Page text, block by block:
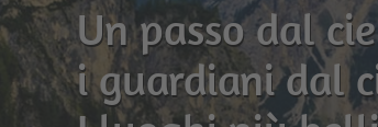
Un passo dal
i guardiani dal